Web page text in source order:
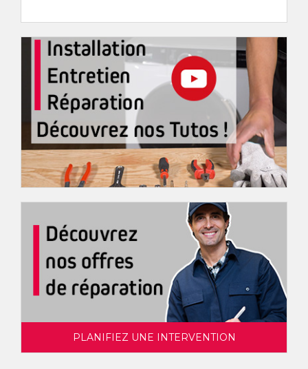
PLANIFIEZ UNE INTERVENTION